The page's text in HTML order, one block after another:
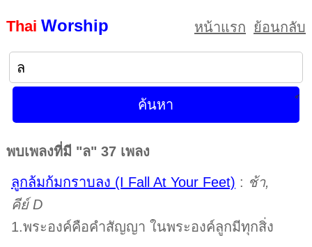
Thai Worship หน้าแรก ย้อนกลับ
พบเพลงที่มี "ล" 37 เพลง
ลูกล้มก้มกราบลง (I Fall At Your Feet) : ช้า,
คีย์ D
1.พระองค์คือคำสัญญา ในพระองค์ลูกมีทุกสิ่ง